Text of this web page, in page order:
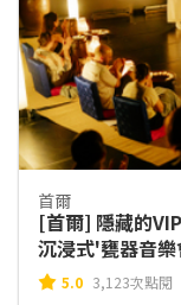
首爾
[首爾] 隱藏的
沉浸式'甕器音
5.0 3,123次點閱